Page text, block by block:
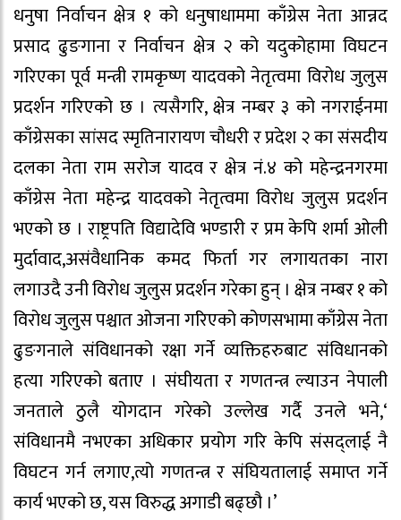
धनुषा निर्वाचन क्षेत्र १ को धनुषाधाममा काँग्रेस नेता आन्नद
प्रसाद ढुङगाना र निर्वाचन क्षेत्र २ को यदुकोहामा विघटन
गरिएका पूर्व मन्त्री रामकृष्ण यादवको नेतृत्वमा विरोध जुलुस
प्रदर्शन गरिएको छ । त्यसैगरि, क्षेत्र नम्बर ३ को नगराईनमा
काँग्रेसका सांसद स्मृतिनारायण चौधरी र प्रदेश २ का संसदीय
दलका नेता राम सरोज यादव र क्षेत्र नं.४ को महेन्द्रनगरमा
काँग्रेस नेता महेन्द्र यादवको नेतृत्वमा विरोध जुलुस प्रदर्शन
भएको छ । राष्ट्रपति विद्यादेवि भण्डारी र प्रम केपि शर्मा ओली
मुर्दावाद,असंवैधानिक कमद फिर्ता गर लगायतका नारा
लगाउदै उनी विरोध जुलुस प्रदर्शन गरेका हुन् । क्षेत्र नम्बर १ को
विरोध जुलुस पश्चात ओजना गरिएको कोणसभामा काँग्रेस नेता
ढुङगनाले संविधानको रक्षा गर्ने व्यक्तिहरुबाट संविधानको
हत्या गरिएको बताए । संघीयता र गणतन्त्र ल्याउन नेपाली
जनताले ठुलै योगदान गरेको उल्लेख गर्दै उनले भने,‘
संविधानमै नभएका अधिकार प्रयोग गरि केपि संसद्लाई नै
विघटन गर्न लगाए,त्यो गणतन्त्र र संघियतालाई समाप्त गर्ने
कार्य भएको छ, यस विरुद्ध अगाडी बढ्छौ ।’